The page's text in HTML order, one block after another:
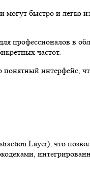
могут быстро и легко
профессионалов в
частот.
интерфейс,
Layer), что